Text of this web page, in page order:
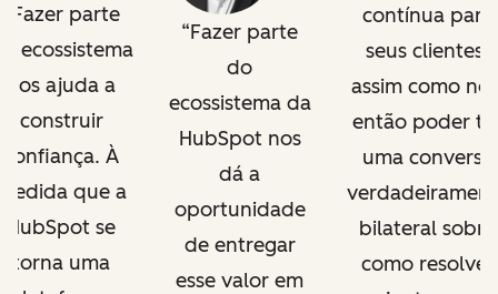
Fazer parte
ecossistema
nos ajuda a
construir
confiança. À
que a
HubSpot se
torna uma
Fazer parte
do
ecossistema da
HubSpot nos
dá a
oportunidade
de entregar
esse valor em
contínua para
seus clientes,
assim como
então poder
uma conversa
bilateral sobre
como resolver